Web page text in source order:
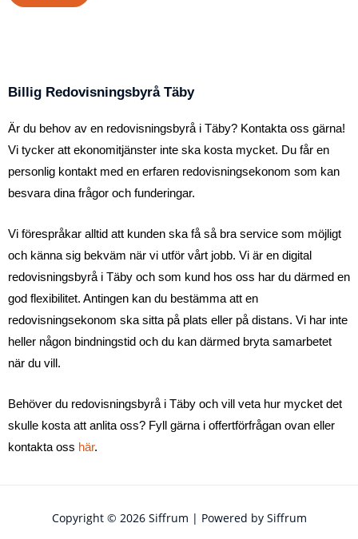
Billig Redovisningsbyrå Täby
Är du behov av en redovisningsbyrå i Täby? Kontakta oss gärna!
Vi tycker att ekonomitjänster inte ska kosta mycket. Du får en
personlig kontakt med en erfaren redovisningsekonom som kan
besvara dina frågor och funderingar.
Vi förespråkar alltid att kunden ska få så bra service som möjligt
och känna sig bekväm när vi utför vårt jobb. Vi är en digital
redovisningsbyrå i Täby och som kund hos oss har du därmed en
god flexibilitet. Antingen kan du bestämma att en
redovisningsekonom ska sitta på plats eller på distans. Vi har inte
heller någon bindningstid och du kan därmed bryta samarbetet
när du vill.
Behöver du redovisningsbyrå i Täby och vill veta hur mycket det
skulle kosta att anlita oss? Fyll gärna i offertförfrågan ovan eller
kontakta oss här.
Copyright © 2026 Siffrum | Powered by Siffrum